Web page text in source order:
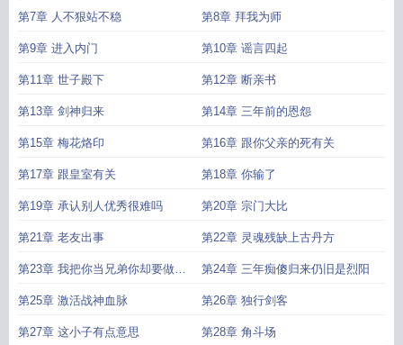
第7章 人不狠站不稳 第8章 拜我为师
第9章 进入内门 第10章 谣言四起
第11章 世子殿下 第12章 断亲书
第13章 剑神归来 第14章 三年前的恩怨
第15章 梅花烙印 第16章 跟你父亲的死有关
第17章 跟皇室有关 第18章 你输了
第19章 承认别人优秀很难吗 第20章 宗门大比
第21章 老友出事 第22章 灵魂残缺上古丹方
第23章 我把你当兄弟你却要做我
的师爷
第24章 三年痴傻归来仍旧是烈阳
第25章 激活战神血脉 第26章 独行剑客
第27章 这小子有点意思 第28章 角斗场